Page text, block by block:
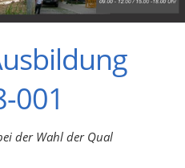
001
der Wahl der Qual